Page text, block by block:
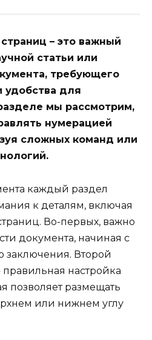
– это важный
статьи или
требующего
удобства для
мы рассмотрим,
нумерацией
сложных команд или
каждый раздел
к деталям, включая
Во-первых, важно
документа, начиная с
заключения. Второй
настройка
позволяет размещать
или нижнем углу